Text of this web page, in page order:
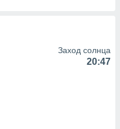
Заход солнца
20:47